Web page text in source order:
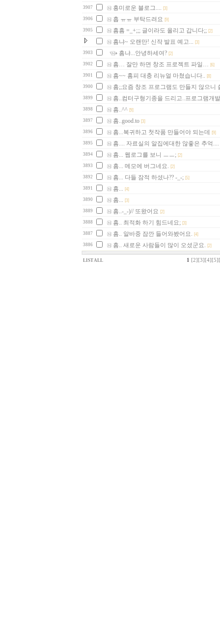
3907 흥미로운 블로그.... [3]
3906 흡 ㅠㅠ 부탁드려요 [9]
3905 흠흠 =_+;;; 글이라도 올리고 갑니다;; [2]
흠냐~ 오랜만! 신작 발표 예고... [3]
3903 흠냐...안녕하세여? [2]
3902 흠… 잘만 하면 창조 프로젝트 파일… [6]
3901 흠~~ 홈피 대충 리뉴얼 마쳤습니다.. [8]
3900 흠;;요즘 창조 프로그램도 만들지 않으니
3899 흠..컴터구형기종을 드리고..프로그램개
3898 흠..^^ [9]
3897 흠..good.to [3]
3896 흠...복귀하고 첫작품 만들어야 되는데 [9]
3895 흠.... 자료실의 알집에대한 않좋은 추억....
3894 흠... 웹로그를 보니 ㅡㅡ; [2]
3893 흠... 메모에 버그네요. [2]
3892 흠... 다들 잠적 하셨나?? -_-; [5]
3891 흠... [4]
3890 흠... [3]
3889 흠..-_-)// 또왔어요 [2]
3888 흠.. 최적화 하기 힘드네요; [3]
3887 흠.. 알바중 잠깐 들어와봤어요. [4]
3886 흠.. 새로운 사람들이 많이 오셨군요. [2]
LIST ALL 1 [2] [3] [4] [5]